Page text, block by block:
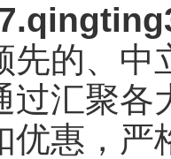
先的、中
过汇聚各
优惠，